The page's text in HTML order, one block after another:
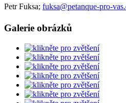
Petr Fuksa; fuksa@petanque-pro-
Galerie obrázků